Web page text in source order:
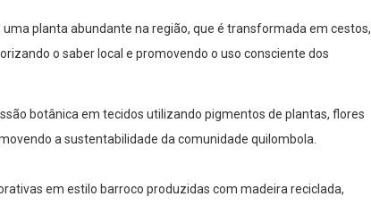
planta abundante na região, que é transformada em cestos,
o saber local e promovendo o uso consciente dos
botânica em tecidos utilizando pigmentos de plantas, flores
a sustentabilidade da comunidade quilombola.
em estilo barroco produzidas com madeira reciclada,